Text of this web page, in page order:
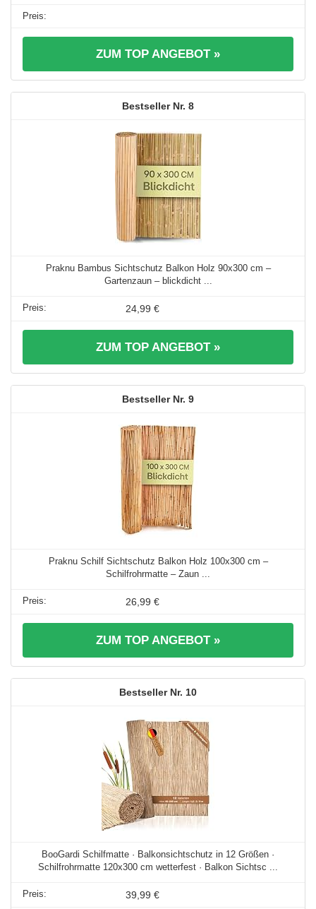
ZUM TOP ANGEBOT »
8
Praknu Bambus Sichtschutz Balkon Holz 90x300 cm –
Gartenzaun – blickdicht ...
24,99 €
ZUM TOP ANGEBOT »
9
Praknu Schilf Sichtschutz Balkon Holz 100x300 cm –
Schilfrohrmatte – Zaun ...
26,99 €
ZUM TOP ANGEBOT »
10
BooGardi Schilfmatte · Balkonsichtschutz in 12 Größen ·
Schilfrohrmatte 120x300 cm wetterfest · Balkon Sichtsc ...
39,99 €